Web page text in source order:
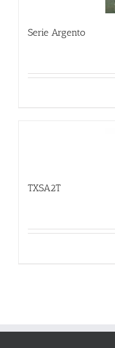
Serie Argento
TXSA2T